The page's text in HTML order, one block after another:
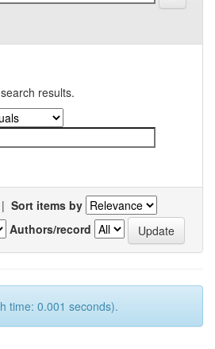
results.
| Sort items by
Authors/record
time: 0.001 seconds).